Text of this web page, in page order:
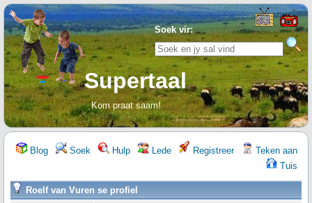
Soek vir:
Supertaal
Kom praat saam!
Blog Soek Hulp Lede Registreer
Teken aan
Tuis
Roelf van Vuren se profiel